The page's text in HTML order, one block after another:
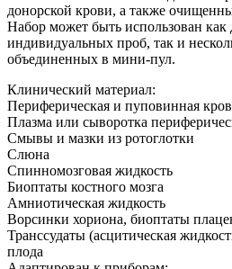
донорской крови, а также
Набор может быть использован как
индивидуальных проб, так и
объединенных в мини-пул.
Клинический материал:
Периферическая и пуповинная
Плазма или сыворотка
Смывы и мазки из ротоглотки
Слюна
Спинномозговая жидкость
Биоптаты костного мозга
Амниотическая жидкость
Ворсинки хориона, биоптаты
Транссудаты (асцитическая
плода